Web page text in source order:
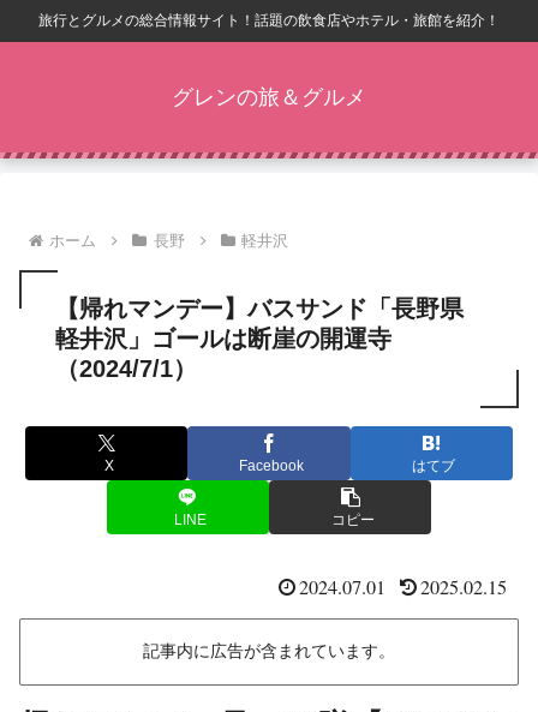
旅行とグルメの総合情報サイト！話題の飲食店やホテル・旅館を紹介！
グレンの旅＆グルメ
ホーム 長野 軽井沢
【帰れマンデー】バスサンド「長野県
軽井沢」ゴールは断崖の開運寺
（2024/7/1）
X Facebook はてブ
LINE コピー
2024.07.01 2025.02.15
記事内に広告が含まれています。